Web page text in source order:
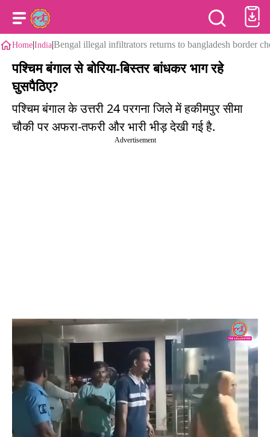
Home|India|Bengal illegal infiltrators returns to bangladesh border
पश्चिम बंगाल से बोरिया-बिस्तर बांधकर भाग रहे
घुसपैठिए?
पश्चिम बंगाल के उत्तरी 24 परगना जिले में हकीमपुर सीमा
चौकी पर अफरा-तफरी और भारी भीड़ देखी गई है.
Advertisement